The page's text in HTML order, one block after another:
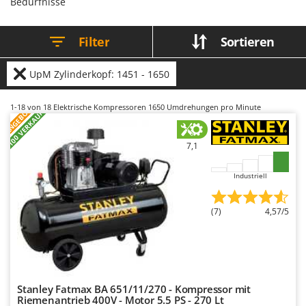
Bürsten für den Außenbereich
D Dampfreiniger und Dampfbesen
E
Einachsschlepper
Elektrische Tauchpumpen
Erdbohrer
Erntenetze für Obst und Oliven
Feder Grubber
Feldspritzen für Pflanzenschutz
Fensterreiniger
Fleischwolf
Benassi
Beper
Berkel
Bernardi
Bertolini Pumps
Besser Vacuum
Bestway
Beta tools
Bissell
Black & Decker
BlackStone
Bomet
Filter Sortieren
UpM Zylinderkopf: 1451 - 1650
1-18 von 18 Elektrische Kompressoren 1650 Umdrehungen pro Minute
ANGEBOT
+100 VERKAUFT 7,1
Industriell
(7) 4,57/5
Stanley Fatmax BA 651/11/270 - Kompressor mit
Riemenantrieb 400V - Motor 5.5 PS - 270 Lt